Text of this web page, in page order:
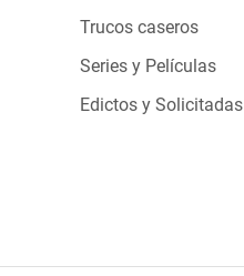
Trucos caseros
Series y Películas
Edictos y Solicitadas